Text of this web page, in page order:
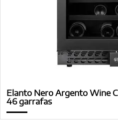
Elanto Nero Argento Wine
46 garrafas